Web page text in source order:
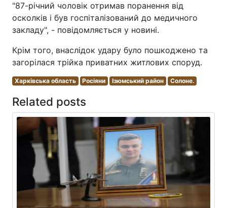
"87-річний чоловік отримав поранення від
осколків і був госпіталізований до медичного
закладу", - повідомляється у новині.
Крім того, внаслідок удару було пошкоджено та
загорілася трійка приватних житлових споруд.
Харківська область Росіяни Ізюмський район Солоне.
Related posts